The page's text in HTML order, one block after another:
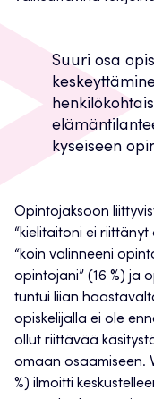
Suuri osa
kyseiseen
Opintojaksoon
“kielitaitoni ei
“koin valinneeni
opintojani” (16 %) ja
tuntui liian
opiskelijalla ei ole
ollut riittävää
omaan osaamiseen.
%) ilmoitti